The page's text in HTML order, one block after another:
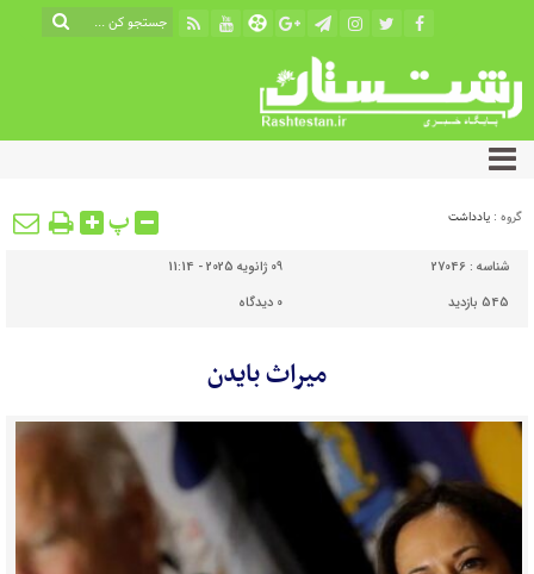
گروه : یادداشت پ
شناسه : 27046
09 ژانویه 2025 - 11:14
545 بازدید
0 دیدگاه
میراث بایدن